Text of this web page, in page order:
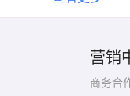
营销
商务合